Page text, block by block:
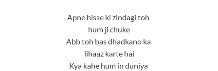
Apne hisse ki zindagi toh
hum ji chuke
Abb toh bas dhadkano ka
lihaaz karte hai
Kya kahe hum in duniya